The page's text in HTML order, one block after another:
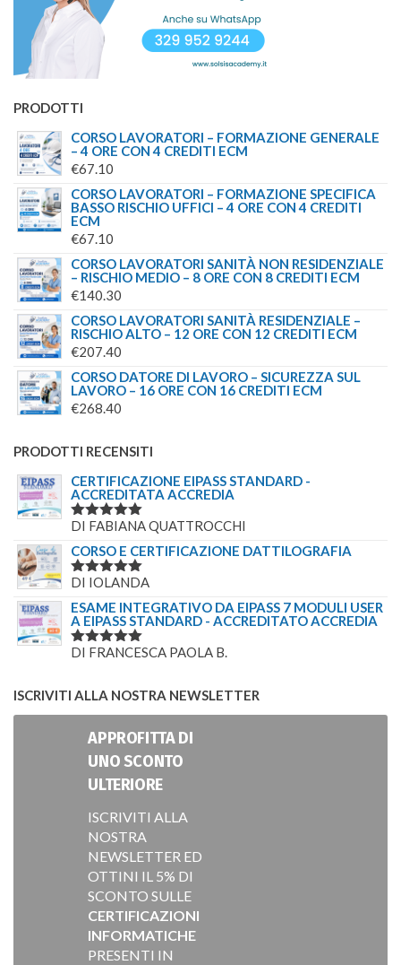
PRODOTTI
CORSO LAVORATORI – FORMAZIONE GENERALE
– 4 ORE CON 4 CREDITI ECM
€67.10
CORSO LAVORATORI – FORMAZIONE SPECIFICA
BASSO RISCHIO UFFICI – 4 ORE CON 4 CREDITI
ECM
€67.10
CORSO LAVORATORI SANITÀ NON RESIDENZIALE
– RISCHIO MEDIO – 8 ORE CON 8 CREDITI ECM
€140.30
CORSO LAVORATORI SANITÀ RESIDENZIALE –
RISCHIO ALTO – 12 ORE CON 12 CREDITI ECM
€207.40
CORSO DATORE DI LAVORO – SICUREZZA SUL
LAVORO – 16 ORE CON 16 CREDITI ECM
€268.40
PRODOTTI RECENSITI
CERTIFICAZIONE EIPASS STANDARD -
ACCREDITATA ACCREDIA
VALUTATO
DI FABIANA QUATTROCCHI
CORSO E CERTIFICAZIONE DATTILOGRAFIA
VALUTATO
DI IOLANDA
ESAME INTEGRATIVO DA EIPASS 7 MODULI USER
A EIPASS STANDARD - ACCREDITATO ACCREDIA
VALUTATO
DI FRANCESCA PAOLA B.
ISCRIVITI ALLA NOSTRA NEWSLETTER
APPROFITTA DI
UNO SCONTO
ULTERIORE
ISCRIVITI ALLA
NOSTRA
NEWSLETTER ED
OTTINI IL 5% DI
SCONTO SULLE
CERTIFICAZIONI
INFORMATICHE
PRESENTI IN